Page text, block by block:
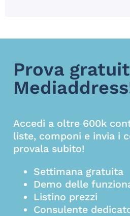
Prova
Accedi a oltre 600k
liste, componi e invia i
provala subito!
Settimana gratuita
Demo delle
Listino prezzi
Consulente